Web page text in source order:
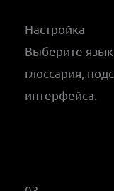
Настройка
Выберите
глоссария,
интерфейса.